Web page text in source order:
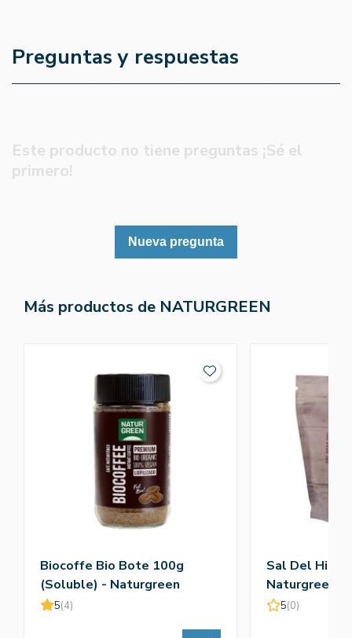
Preguntas y respuestas
Este producto no tiene preguntas ¡Sé el
primero!
Nueva pregunta
Más productos de NATURGREEN
Biocoffe Bio Bote 100g
(Soluble) - Naturgreen
5(4)
Sal Del
Naturgreen
5(0)